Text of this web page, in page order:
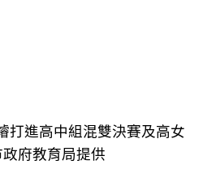
打進高中組混雙決賽及高女
府教育局提供